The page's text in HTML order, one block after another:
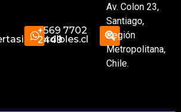
+569 7702
2449
Av. Colon 23,
Santiago,
Región
Metropolitana,
Chile.